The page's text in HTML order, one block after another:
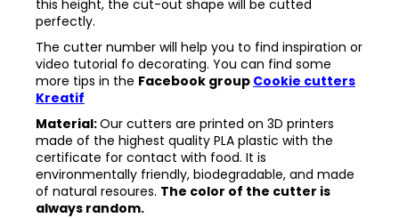
this height, the cut-out shape will be cutted
perfectly.
The cutter number will help you to find inspiration or
video tutorial fo decorating. You can find some
more tips in the Facebook group Cookie cutters
Kreatif
Material:Our cutters are printed on 3D printers
made of the highest quality PLA plastic with the
certificate for contact with food. It is
environmentally friendly, biodegradable, and made
of natural resoures. The color of the cutter is
always random.